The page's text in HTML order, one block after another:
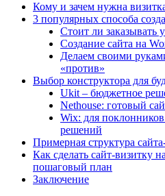
Кому и зачем нужна
3 популярных способа
Стоит ли заказывать
Создание сайта на
Делаем своими
«против»
Выбор конструктора для
Ukit – бюджетное
Nethouse: готовый
Wix: для
решений
Примерная структура
Как сделать сайт-визитку
пошаговый план
Заключение